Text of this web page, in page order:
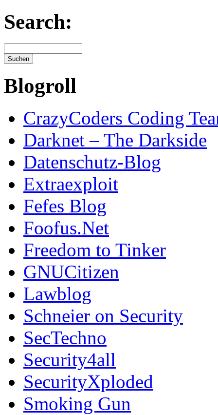
Search:
Blogroll
CrazyCoders Coding
Darknet – The Darkside
Datenschutz-Blog
Extraexploit
Fefes Blog
Foofus.Net
Freedom to Tinker
GNUCitizen
Lawblog
Schneier on Security
SecTechno
Security4all
SecurityXploded
Smoking Gun